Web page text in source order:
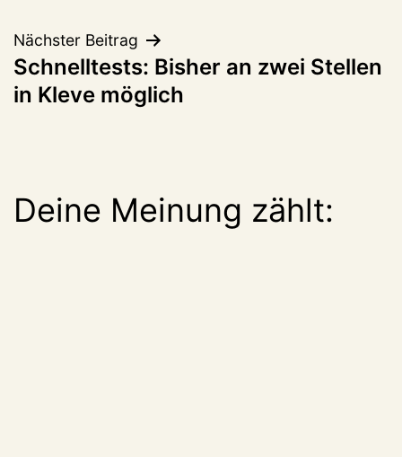
Nächster Beitrag
Schnelltests: Bisher an zwei Stellen
in Kleve möglich
Deine Meinung zählt: